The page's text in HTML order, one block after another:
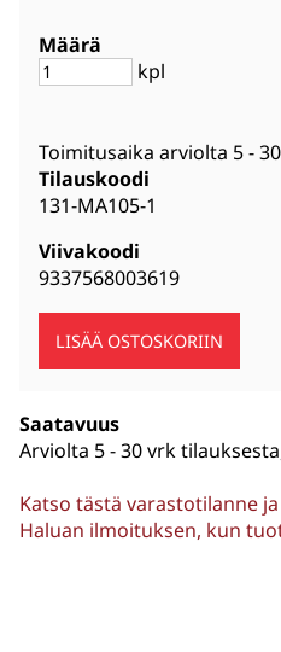
Määrä
kpl
Toimitusaika arviolta 5 -
Tilauskoodi
131-MA105-1
Viivakoodi
9337568003619
Saatavuus
Arviolta 5 - 30 vrk
Katso tästä varastotilanne
Haluan ilmoituksen, kun